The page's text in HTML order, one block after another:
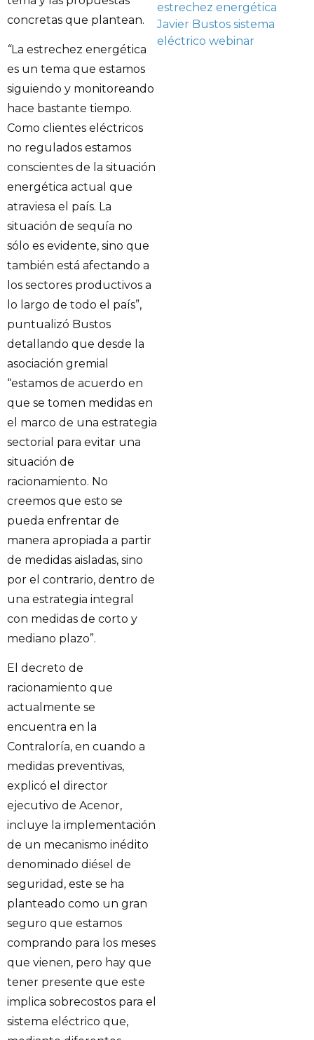
concretas que plantean.
“La estrechez energética
es un tema que estamos
siguiendo y monitoreando
hace bastante tiempo.
Como clientes eléctricos
no regulados estamos
conscientes de la situación
energética actual que
atraviesa el país. La
situación de sequía no
sólo es evidente, sino que
también está afectando a
los sectores productivos a
lo largo de todo el país”,
puntualizó Bustos
detallando que desde la
asociación gremial
“estamos de acuerdo en
que se tomen medidas en
el marco de una estrategia
sectorial para evitar una
situación de
racionamiento. No
creemos que esto se
pueda enfrentar de
manera apropiada a partir
de medidas aisladas, sino
por el contrario, dentro de
una estrategia integral
con medidas de corto y
mediano plazo”.
El decreto de
racionamiento que
actualmente se
encuentra en la
Contraloría, en cuando a
medidas preventivas,
explicó el director
ejecutivo de Acenor,
incluye la implementación
de un mecanismo inédito
denominado diésel de
seguridad, este se ha
planteado como un gran
seguro que estamos
comprando para los meses
que vienen, pero hay que
tener presente que este
implica sobrecostos para el
sistema eléctrico que,
estrechez energética
Javier Bustos sistema
eléctrico webinar